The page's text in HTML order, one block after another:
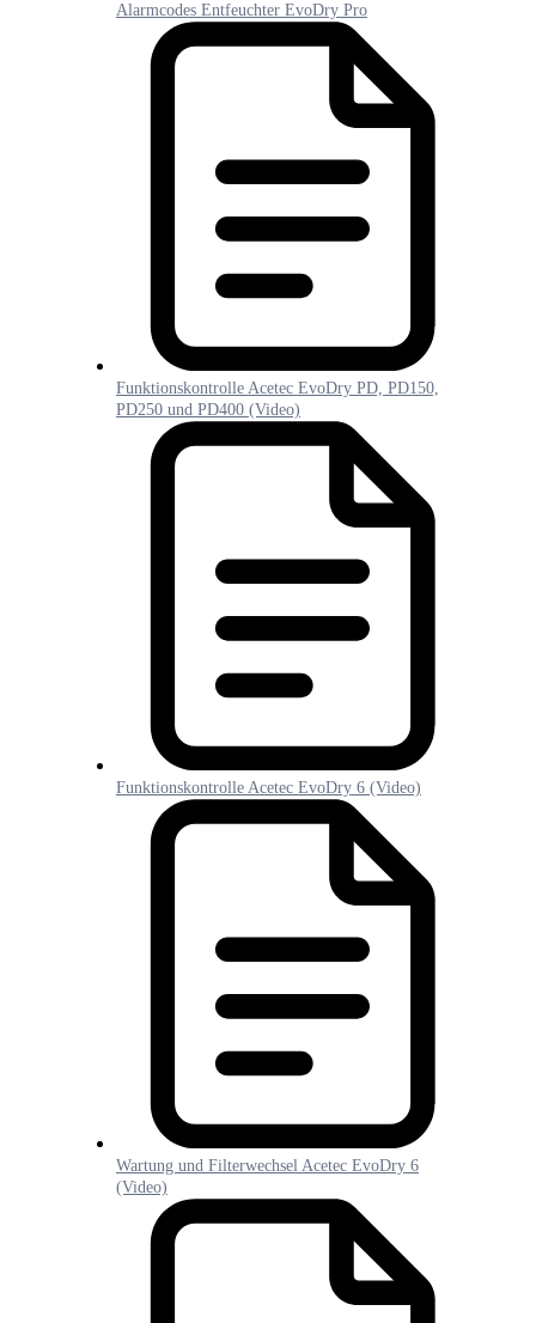
Alarmcodes Entfeuchter EvoDry Pro
Funktionskontrolle Acetec EvoDry PD, PD150,
PD250 und PD400 (Video)
Funktionskontrolle Acetec EvoDry 6 (Video)
Wartung und Filterwechsel Acetec EvoDry 6
(Video)